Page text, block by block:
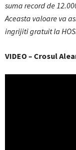
suma record de
Aceasta valoare va
ingrijiti gratuit la
VIDEO – Crosul